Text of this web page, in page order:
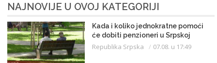
NAJNOVIJE U OVOJ KATEGORIJI
Kada i koliko jednokratne pomoći
će dobiti penzioneri u Srpskoj
Republika Srpska 07.08. u 17:49